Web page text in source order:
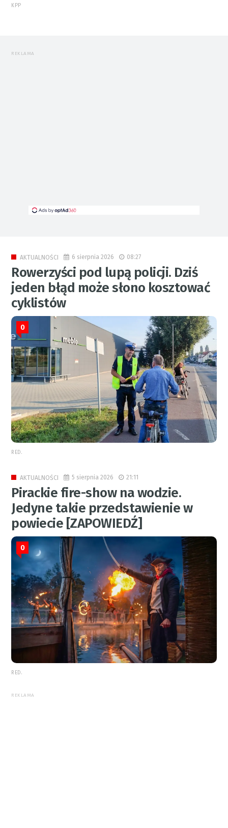
KPP
REKLAMA
AKTUALNOŚCI 6 sierpnia 2026 08:27
Rowerzyści pod lupą policji. Dziś
jeden błąd może słono kosztować
cyklistów
0
RED.
AKTUALNOŚCI 5 sierpnia 2026 21:11
Pirackie fire-show na wodzie.
Jedyne takie przedstawienie w
powiecie [ZAPOWIEDŹ]
0
RED.
REKLAMA